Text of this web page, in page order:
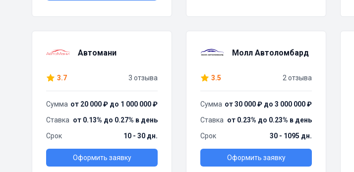
Автомани
3.7 3 отзыва
Сумма от 20 000 ₽ до 1 000 000 ₽
Ставка от 0.13% до 0.27% в день
Срок
10 - 30 дн.
Оформить заявку
Молл Автоломбард
3.5 2 отзыва
Сумма от 30 000 ₽ до 3 000 000 ₽
Ставка от 0.23% до 0.23% в день
Срок
30 - 1095 дн.
Оформить заявку